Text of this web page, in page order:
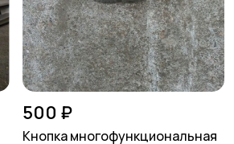
500 ₽
Кнопка многофункциональная